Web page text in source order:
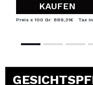
KAUFEN
Preis x 100 Gr: 889,31€ Tax